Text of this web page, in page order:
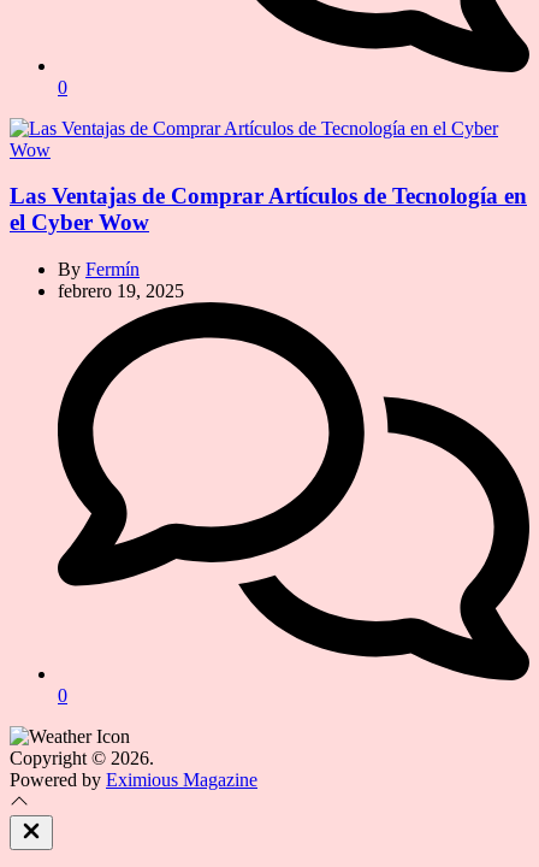
0
Las Ventajas de Comprar Artículos de Tecnología en
el Cyber Wow
By Fermín
febrero 19, 2025
0
Copyright © 2026.
Powered by Eximious Magazine
Close
Off